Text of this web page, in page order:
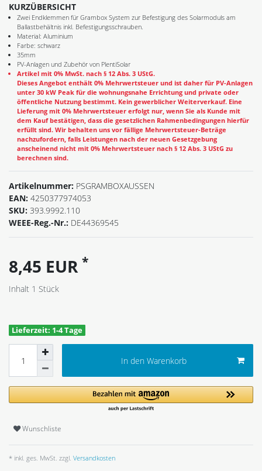
KURZÜBERSICHT
Zwei Endklemmen für Grambox System zur Befestigung des Solarmoduls am
Ballastbehältnis inkl. Befestigungsschrauben.
Material: Aluminium
Farbe: schwarz
35mm
PV-Anlagen und Zubehör von PlentiSolar
Artikel mit 0% MwSt. nach § 12 Abs. 3 UStG.
Dieses Angebot enthält 0% Mehrwertsteuer und ist daher für PV-Anlagen
unter 30 kW Peak für die wohnungsnahe Errichtung und private oder
öffentliche Nutzung bestimmt. Kein gewerblicher Weiterverkauf. Eine
Lieferung mit 0% Mehrwertsteuer erfolgt nur, wenn Sie als Kunde mit
dem Kauf bestätigen, dass die gesetzlichen Rahmenbedingungen hierfür
erfüllt sind. Wir behalten uns vor fällige Mehrwertsteuer-Beträge
nachzufordern, falls Leistungen nach der neuen Gesetzgebung
anscheinend nicht mit 0% Mehrwertsteuer nach § 12 Abs. 3 UStG zu
berechnen sind.
Artikelnummer: PSGRAMBOXAUSSEN
EAN: 4250377974053
SKU: 393.9992.110
WEEE-Reg.-Nr.: DE44369545
8,45 EUR *
Inhalt 1 Stück
Lieferzeit: 1-4 Tage
In den Warenkorb
Wunschliste
* inkl. ges. MwSt. zzgl. Versandkosten